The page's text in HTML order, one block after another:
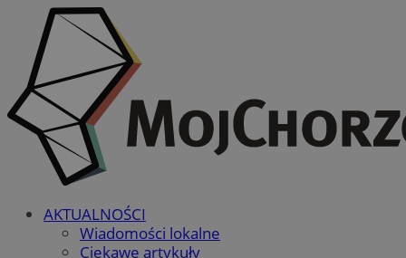
AKTUALNOŚCI
Wiadomości lokalne
Ciekawe artykuły